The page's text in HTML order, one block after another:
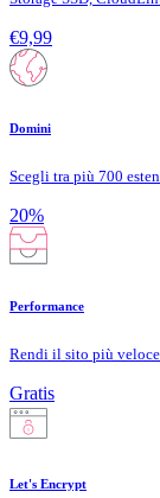
€9,99
Domini
Scegli tra più 700
20%
Performance
Rendi il sito più
Gratis
Let's Encrypt